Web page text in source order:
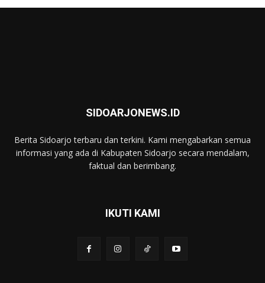
SIDOARJONEWS.ID
Berita Sidoarjo terbaru dan terkini. Kami mengabarkan semua
informasi yang ada di Kabupaten Sidoarjo secara mendalam,
faktual dan berimbang.
IKUTI KAMI